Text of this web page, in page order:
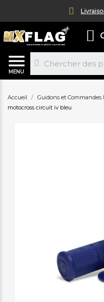
MENU
Accueil Guidons et Commandes
motocross circuit iv bleu